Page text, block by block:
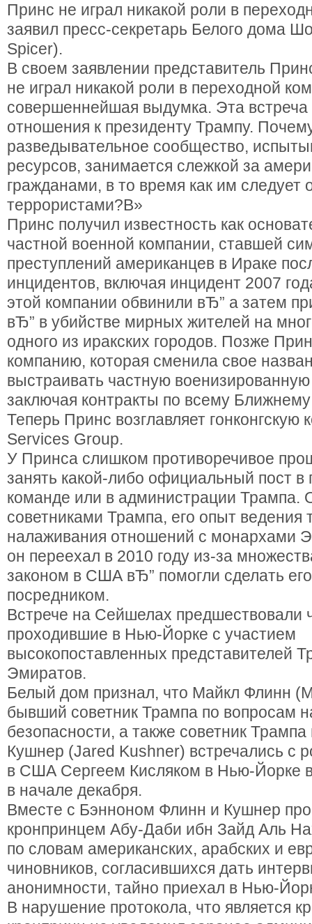
Принс не играл никакой роли в
заявил пресс-секретарь Белого дома
Spicer).
В своем заявлении представитель
не играл никакой роли в переходной
совершеннейшая выдумка. Эта встреча
отношения к президенту Трампу.
разведывательное сообщество,
ресурсов, занимается слежкой за
гражданами, в то время как им следует
террористами?В»
Принс получил известность как
частной военной компании, ставшей
преступлений американцев в Ираке
инцидентов, включая инцидент 2007
этой компании обвинили вЂ” а затем
вЂ” в убийстве мирных жителей на
одного из иракских городов. Позже
компанию, которая сменила свое
выстраивать частную
заключая контракты по всему
Теперь Принс возглавляет
Services Group.
У Принса слишком противоречивое
занять какой-либо официальный пост в
команде или в администрации Трампа.
советниками Трампа, его опыт ведения
налаживания отношений с монархами
он переехал в 2010 году из-за
законом в США вЂ” помогли сделать
посредником.
Встрече на Сейшелах предшествовали
проходившие в Нью-Йорке с участием
высокопоставленных представителей
Эмиратов.
Белый дом признал, что Майкл Флинн
бывший советник Трампа по вопросам
безопасности, а также советник
Кушнер (Jared Kushner) встречались с
в США Сергеем Кисляком в Нью-Йорке
в начале декабря.
Вместе с Бэнноном Флинн и Кушнер
кронпринцем Абу-Даби ибн Зайд Аль
по словам американских, арабских и
чиновников, согласившихся дать
анонимности, тайно приехал в Нью-
В нарушение протокола, что является